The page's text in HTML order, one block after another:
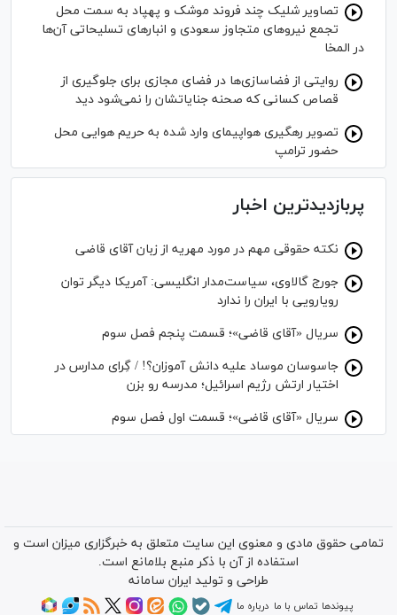
تصاویر شلیک چند فروند موشک و پهپاد به سمت محل
تجمع نیروهای متجاوز سعودی و انبار‌های تسلیحاتی آن‌ها
در المخا
روایتی از فضاسازی‌ها در فضای مجازی برای جلوگیری از
قصاص کسانی که صحنه جنایاتشان را نمی‌شود دید
تصویر رهگیری هواپیمای وارد شده به حریم هوایی محل
حضور ترامپ
پربازدیدترین اخبار
نکته حقوقی مهم در مورد مهریه از زبان آقای قاضی
جورج گالاوی، سیاست‌مدار انگلیسی: آمریکا دیگر توان
رویارویی با ایران را ندارد
سریال «آقای قاضی»؛ قسمت پنجم فصل سوم
جاسوسان موساد علیه دانش آموزان؟! / گِرای مدارس در
اختیار ارتش رژیم اسرائیل؛ مدرسه رو بزن
سریال «آقای قاضی»؛ قسمت اول فصل سوم
تمامی حقوق مادی و معنوی این سایت متعلق به خبرگزاری میزان است و
استفاده از آن با ذکر منبع بلامانع است.
طراحی و تولید ایران سامانه
پیوندها تماس با ما درباره ما